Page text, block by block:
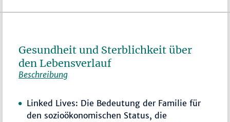
Gesundheit und Sterblichkeit über
den Lebensverlauf
Beschreibung
Linked Lives: Die Bedeutung der Familie für
den sozioökonomischen Status, die